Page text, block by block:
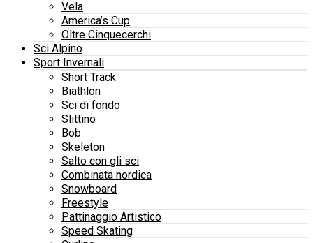
Vela
America’s Cup
Oltre Cinquecerchi
Sci Alpino
Sport Invernali
Short Track
Biathlon
Sci di fondo
Slittino
Bob
Skeleton
Salto con gli sci
Combinata nordica
Snowboard
Freestyle
Pattinaggio Artistico
Speed Skating